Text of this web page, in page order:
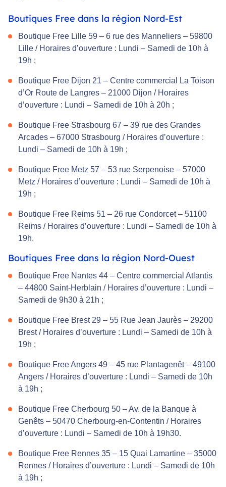
Boutiques Free dans la région Nord-Est
Boutique Free Lille 59 – 6 rue des Manneliers – 59800
Lille / Horaires d’ouverture : Lundi – Samedi de 10h à
19h ;
Boutique Free Dijon 21 – Centre commercial La Toison
d’Or Route de Langres – 21000 Dijon / Horaires
d’ouverture : Lundi – Samedi de 10h à 20h ;
Boutique Free Strasbourg 67 – 39 rue des Grandes
Arcades – 67000 Strasbourg / Horaires d’ouverture :
Lundi – Samedi de 10h à 19h ;
Boutique Free Metz 57 – 53 rue Serpenoise – 57000
Metz / Horaires d’ouverture : Lundi – Samedi de 10h à
19h ;
Boutique Free Reims 51 – 26 rue Condorcet – 51100
Reims / Horaires d’ouverture : Lundi – Samedi de 10h à
19h.
Boutiques Free dans la région Nord-Ouest
Boutique Free Nantes 44 – Centre commercial Atlantis
– 44800 Saint-Herblain / Horaires d’ouverture : Lundi –
Samedi de 9h30 à 21h ;
Boutique Free Brest 29 – 55 Rue Jean Jaurès – 29200
Brest / Horaires d’ouverture : Lundi – Samedi de 10h à
19h ;
Boutique Free Angers 49 – 45 rue Plantagenêt – 49100
Angers / Horaires d’ouverture : Lundi – Samedi de 10h
à 19h ;
Boutique Free Cherbourg 50 – Av. de la Banque à
Genêts – 50470 Cherbourg-en-Contentin / Horaires
d’ouverture : Lundi – Samedi de 10h à 19h30.
Boutique Free Rennes 35 – 15 Quai Lamartine – 35000
Rennes / Horaires d’ouverture : Lundi – Samedi de 10h
à 19h ;